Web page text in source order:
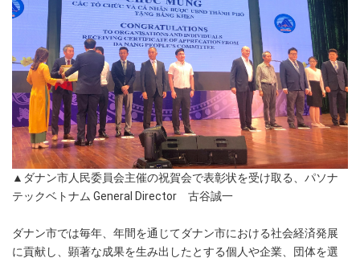
▲ダナン市人民委員会主催の祝賀会で表彰状を受け取る、パソナ
テックベトナム General Director 古谷誠一
ダナン市では毎年、年間を通じてダナン市における社会経済発展
に貢献し、顕著な成果を生み出したとする個人や企業、団体を選